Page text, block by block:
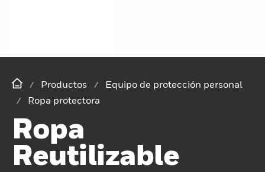
Productos
Equipo de protección personal
Ropa protectora
Ropa
Reutilizable